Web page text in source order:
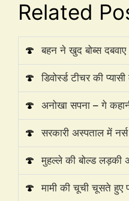
Related
🍄 बहन ने खुद बोब्स दबवाए
🍄 डिवोर्स्ड टीचर की प्यासी
🍄 अनोखा सपना – गे
🍄 सरकारी अस्पताल में
🍄 मुहल्ले की बोल्ड लड़की
🍄 मामी की चूची चूसते हुए